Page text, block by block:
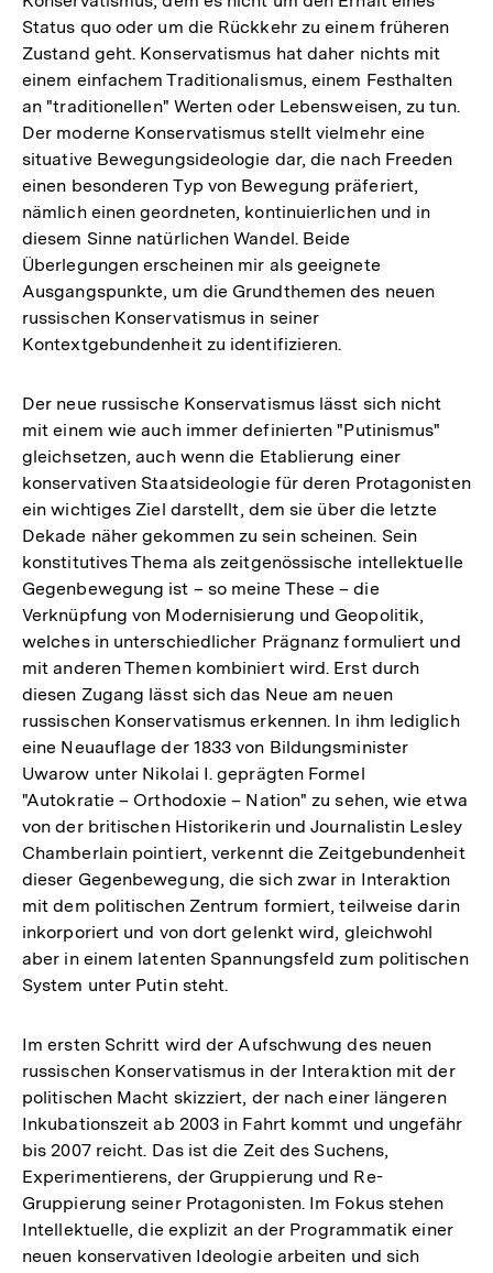
Status quo oder um die Rückkehr zu einem früheren
Zustand geht. Konservatismus hat daher nichts mit
einem einfachem Traditionalismus, einem Festhalten
an "traditionellen" Werten oder Lebensweisen, zu tun.
Der moderne Konservatismus stellt vielmehr eine
situative Bewegungsideologie dar, die nach Freeden
einen besonderen Typ von Bewegung präferiert,
nämlich einen geordneten, kontinuierlichen und in
diesem Sinne natürlichen Wandel. Beide
Überlegungen erscheinen mir als geeignete
Ausgangspunkte, um die Grundthemen des neuen
russischen Konservatismus in seiner
Kontextgebundenheit zu identifizieren.
Der neue russische Konservatismus lässt sich nicht
mit einem wie auch immer definierten "Putinismus"
gleichsetzen, auch wenn die Etablierung einer
konservativen Staatsideologie für deren Protagonisten
ein wichtiges Ziel darstellt, dem sie über die letzte
Dekade näher gekommen zu sein scheinen. Sein
konstitutives Thema als zeitgenössische intellektuelle
Gegenbewegung ist – so meine These – die
Verknüpfung von Modernisierung und Geopolitik,
welches in unterschiedlicher Prägnanz formuliert und
mit anderen Themen kombiniert wird. Erst durch
diesen Zugang lässt sich das Neue am neuen
russischen Konservatismus erkennen. In ihm lediglich
eine Neuauflage der 1833 von Bildungsminister
Uwarow unter Nikolai I. geprägten Formel
"Autokratie – Orthodoxie – Nation" zu sehen, wie etwa
von der britischen Historikerin und Journalistin Lesley
Chamberlain pointiert, verkennt die Zeitgebundenheit
dieser Gegenbewegung, die sich zwar in Interaktion
mit dem politischen Zentrum formiert, teilweise darin
inkorporiert und von dort gelenkt wird, gleichwohl
aber in einem latenten Spannungsfeld zum politischen
System unter Putin steht.
Im ersten Schritt wird der Aufschwung des neuen
russischen Konservatismus in der Interaktion mit der
politischen Macht skizziert, der nach einer längeren
Inkubationszeit ab 2003 in Fahrt kommt und ungefähr
bis 2007 reicht. Das ist die Zeit des Suchens,
Experimentierens, der Gruppierung und Re-
Gruppierung seiner Protagonisten. Im Fokus stehen
Intellektuelle, die explizit an der Programmatik einer
neuen konservativen Ideologie arbeiten und sich